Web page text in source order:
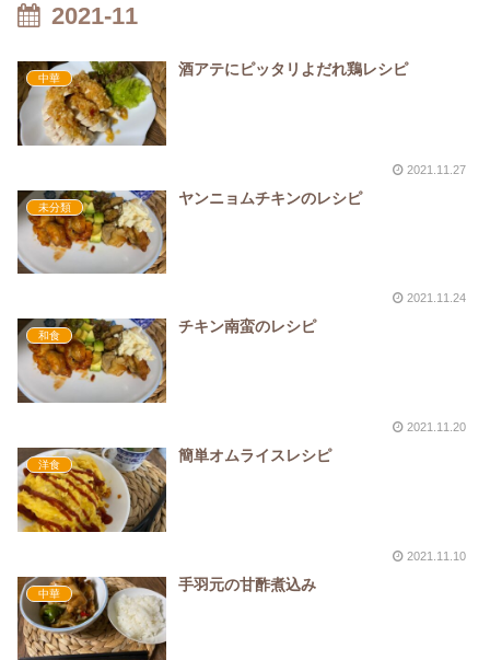
2021-11
中華
酒アテにピッタリよだれ鶏レシピ
2021.11.27
未分類
ヤンニョムチキンのレシピ
2021.11.24
和食
チキン南蛮のレシピ
2021.11.20
洋食
簡単オムライスレシピ
2021.11.10
中華
手羽元の甘酢煮込み